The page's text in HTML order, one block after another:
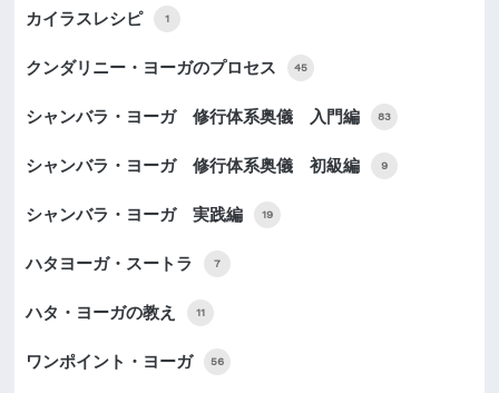
カイラスレシピ 1
クンダリニー・ヨーガのプロセス 45
シャンバラ・ヨーガ 修行体系奥儀 入門編 83
シャンバラ・ヨーガ 修行体系奥儀 初級編 9
シャンバラ・ヨーガ 実践編 19
ハタヨーガ・スートラ 7
ハタ・ヨーガの教え 11
ワンポイント・ヨーガ 56